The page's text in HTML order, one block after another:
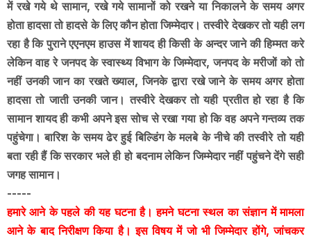
में रखे गये थे सामान, रखे गये सामानों को रखने या निकालने के समय अगर
होता हादसा तो हादसे के लिए कौन होता जिम्मेदार। तस्वीरे देखकर तो यही लग
रहा है कि पुराने एएनएम हाउस में शायद ही किसी के अन्दर जाने की हिम्मत करे
लेकिन वाह रे जनपद के स्वास्थ्य विभाग के जिम्मेदार, जनपद के मरीजों को तो
नहीं उनकी जान का रखते ख्याल, जिनके द्वारा रखे जाने के समय अगर होता
हादसा तो जाती उनकी जान। तस्वीरे देखकर तो यही प्रतीत हो रहा है कि
सामान शायद ही कभी अपने इस सोच से रखा गया हो कि वह अपने गन्तव्य तक
पहुंचेगा। बारिश के समय ढेर हुई बिल्डिंग के मलबे के नीचे की तस्वीरे तो यही
बता रही हैं कि सरकार भले ही हो बदनाम लेकिन जिम्मेदार नहीं पहुंचने देंगे सही
जगह सामान।
-----
हमारे आने के पहले की यह घटना है। हमने घटना स्थल का संज्ञान में मामला
आने के बाद निरीक्षण किया है। इस विषय में जो भी जिम्मेदार होंगे, जांचकर